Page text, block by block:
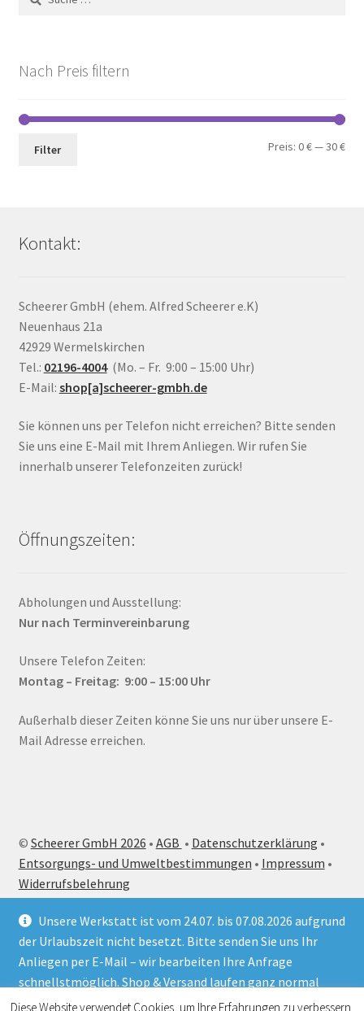
Unsere Werkstatt ist vom 24.07. bis 07.08.2026 aufgrund
der Urlaubszeit nicht besetzt. Bitte senden Sie uns Ihr
Anliegen per E-Mail – wir bearbeiten Ihre Anfrage
schnellstmöglich. Shop & Versand laufen ganz normal
weiter.
nach:
Nach Preis filtern
Min.
Filter Preis:0 €—30 €
Kontakt:
Scheerer GmbH (ehem. Alfred Scheerer e.K)
Neuenhaus 21a
42929 Wermelskirchen
Tel.: 02196-4004(Mo. – Fr. 9:00 – 15:00 Uhr)
E-Mail: shop[a]scheerer-gmbh.de
Sie können uns per Telefon nicht erreichen? Bitte senden
Sie uns eine E-Mail mit Ihrem Anliegen. Wir rufen Sie
innerhalb unserer Telefonzeiten zurück!
Öffnungszeiten:
Abholungen und Ausstellung:
Nur nach Terminvereinbarung
Unsere Telefon Zeiten:
Montag – Freitag: 9:00 – 15:00Uhr
Außerhalb dieser Zeiten könne Sie uns nur über unsere E-
Mail Adresse erreichen.
© Scheerer GmbH 2026 • AGB • Datenschutzerklärung •
Entsorgungs- und Umweltbestimmungen • Impressum •
Widerrufsbelehrung
Vertrag widerrufen
Alle Preise inkl. der gesetzlichen MwSt.
Die durchgestrichenen Preise entsprechen dem bisherigen Preis
Diese Website verwendet Cookies, um Ihre Erfahrungen zu verbessern.